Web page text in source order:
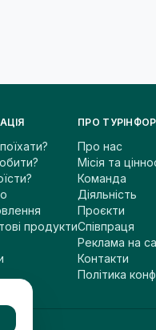
продукти
ПРО
Про нас
Місія та
Команда
Діяльність
Проєкти
Співпраця
Реклама на
Контакти
Політика